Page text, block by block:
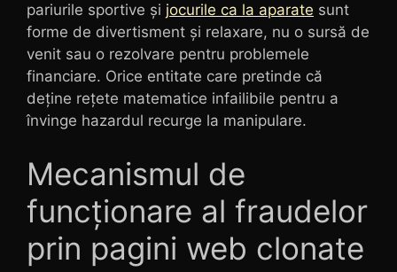
pariurile sportive și jocurile ca la aparate sunt
forme de divertisment și relaxare, nu o sursă de
venit sau o rezolvare pentru problemele
financiare. Orice entitate care pretinde că
deține rețete matematice infailibile pentru a
învinge hazardul recurge la manipulare.
Mecanismul de
funcționare al fraudelor
prin pagini web clonate